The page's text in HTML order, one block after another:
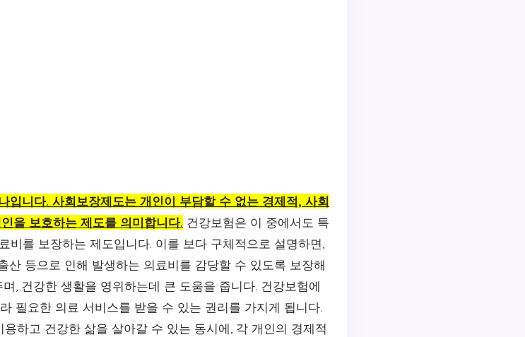
입니다. 사회보장제도는 개인이 부담할 수 없는 경제적, 사회
을 보호하는 제도를 의미합니다. 건강보험은 이 중에서도 특
비를 보장하는 제도입니다. 이를 보다 구체적으로 설명하면,
산 등으로 인해 발생하는 의료비를 감당할 수 있도록 보장해
, 건강한 생활을 영위하는데 큰 도움을 줍니다. 건강보험에
필요한 의료 서비스를 받을 수 있는 권리를 가지게 됩니다.
하고 건강한 삶을 살아갈 수 있는 동시에, 각 개인의 경제적